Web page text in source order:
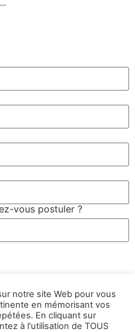
notre site Web pour vous
en mémorisant vos
En cliquant sur
à l'utilisation de TOUS
vous postuler ?
la base de données